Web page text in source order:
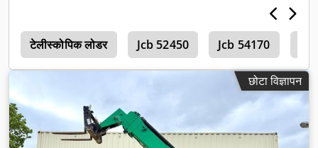
टेलीस्कोपिक लोडर Jcb 52450 Jcb 54170
छोटा विज्ञापन